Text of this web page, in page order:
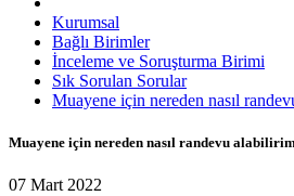
Kurumsal
Bağlı Birimler
İnceleme ve Soruşturma Birimi
Sık Sorulan Sorular
Muayene için nereden nasıl
Muayene için nereden nasıl randevu
07 Mart 2022